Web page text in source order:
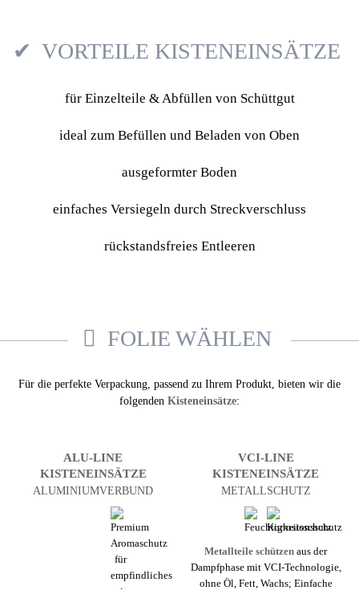
VORTEILE KISTEN­EINSÄTZE
für Einzelteile & Abfüllen von Schüttgut
ideal zum Befüllen und Beladen von Oben
ausgeformter Boden
einfaches Versiegeln durch Streckverschluss
rückstands­freies Entleeren
FOLIE WÄHLEN
Für die perfekte Verpackung, passend zu Ihrem Produkt, bieten wir die
folgenden Kisten­einsätze:
ALU-LINE
KISTEN­EINSÄTZE
ALUMINIUM­VERBUND
VCI-LINE
KISTEN­EINSÄTZE
METALLSCHUTZ
Metallteile schützenaus der
Dampf­phase mit VCI-Technologie,
ohne Öl, Fett, Wachs; Einfache